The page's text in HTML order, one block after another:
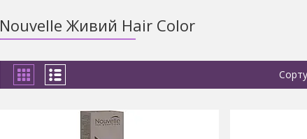
Nouvelle Живий Hair Color